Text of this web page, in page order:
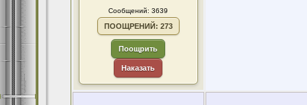
Сообщений: 3639
ПООЩРЕНИЙ: 273
Поощрить
Наказать